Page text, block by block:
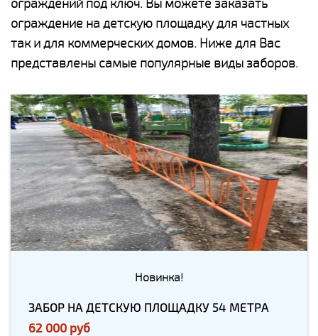
ограждение на детскую площадку для частных
так и для коммерческих домов. Ниже для Вас
представлены самые популярные виды заборов.
Новинка!
ЗАБОР НА ДЕТСКУЮ ПЛОЩАДКУ 54 МЕТРА
62 000 руб